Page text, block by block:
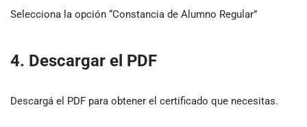
Selecciona la opción “Constancia de Alumno Regular”
4. Descargar el PDF
Descargá el PDF para obtener el certificado que necesitas.